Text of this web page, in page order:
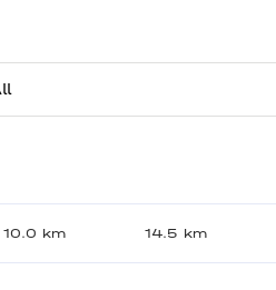
10.0 km 14.5 km